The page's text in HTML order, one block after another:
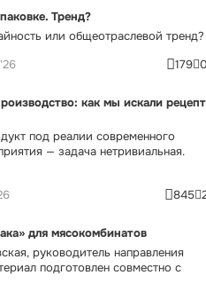
Тренд?
или общеотраслевой тренд?
179
как мы искали рецепт
под реалии современного
— задача нетривиальная.
845
для мясокомбинатов
руководитель направления
подготовлен совместно с